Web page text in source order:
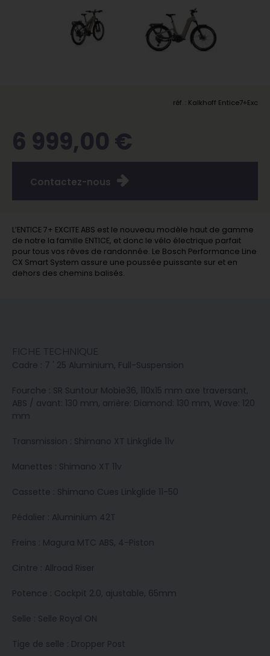
réf. : Kalkhoff Entice7+Exc
6 999,00 €
Contactez-nous
L’ENTICE 7+ EXCITE ABS est le nouveau modèle haut de gamme
de notre la famille ENTICE, et donc le vélo électrique parfait
pour tous vos rêves de randonnée. Le Bosch Performance Line
CX Smart System assure une poussée puissante sur et en
dehors des chemins balisés.
FICHE TECHNIQUE
Cadre : 7 ' 25 Aluminium, Full-Suspension
Fourche : SR Suntour Mobie36, 110x15 mm axe traversant,
ABS / avant: 130 mm, arrière: Diamond: 130 mm, Wave: 120
mm
Transmission : Shimano XT Linkglide 11v
Manettes : Shimano XT 11v
Cassette : Shimano Cues Linkglide 11-50
Pédalier : Aluminium 42T
Freins : Magura MTC ABS, 4-Piston
Cintre : Allroad Riser
Potence : Cockpit 2.0, ajustable, 65mm
Selle : Selle Royal ON
Tige de selle : Dropper Post